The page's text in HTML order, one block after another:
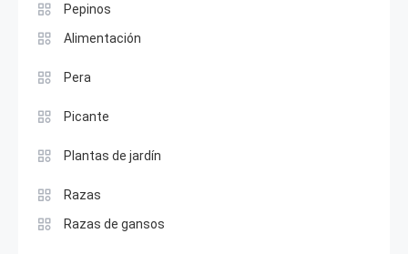
Pepinos
Alimentación
Pera
Picante
Plantas de jardín
Razas
Razas de gansos